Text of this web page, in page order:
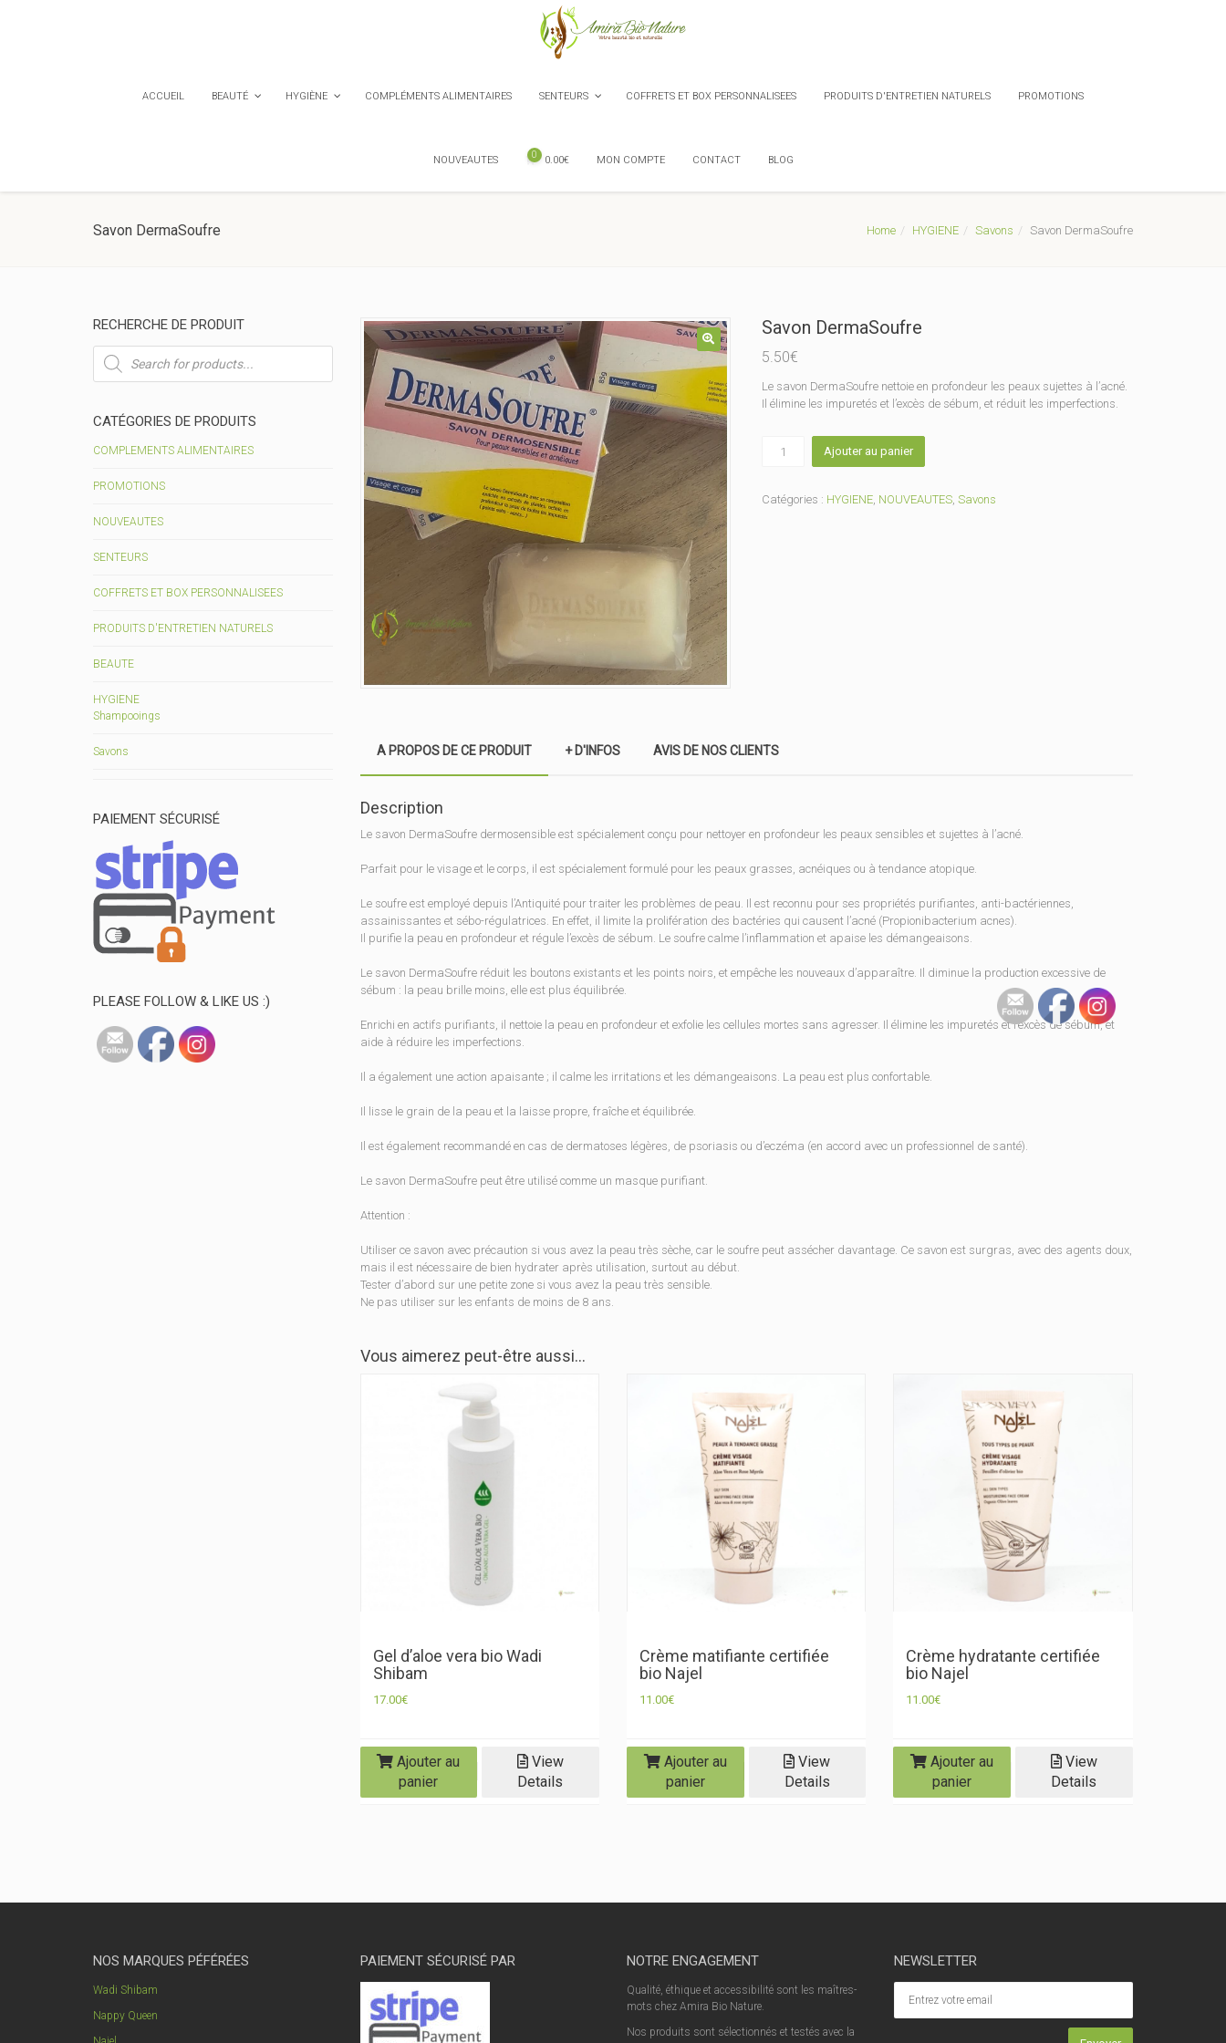
ACCUEIL BEAUTÉ HYGIÈNE COMPLÉMENTS ALIMENTAIRES SENTEURS COFFRETS ET BOX PERSONNALISEES PRODUITS D'ENTRETIEN NATURELS PROMOTIONS
NOUVEAUTES 0 0.00€ MON COMPTE CONTACT BLOG
Savon DermaSoufre Home HYGIENE Savons Savon DermaSoufre
RECHERCHE DE PRODUIT
Recherche
de
produits
CATÉGORIES DE PRODUITS
COMPLEMENTS ALIMENTAIRES
PROMOTIONS
NOUVEAUTES
SENTEURS
COFFRETS ET BOX PERSONNALISEES
PRODUITS D'ENTRETIEN NATURELS
BEAUTE
HYGIENE
Shampooings
Savons
PAIEMENT SÉCURISÉ
PLEASE FOLLOW & LIKE US :)
Savon DermaSoufre
5.50€
Le savon DermaSoufre nettoie en profondeur les peaux sujettes à l’acné.
Il élimine les impuretés et l’excès de sébum, et réduit les imperfections.
DermaSoufre
Ajouter au panier
Catégories : HYGIENE, NOUVEAUTES,Savons
A PROPOS DE CE PRODUIT + D'INFOS AVIS DE NOS CLIENTS
Description
Le savon DermaSoufre dermosensible est spécialement conçu pour nettoyer en profondeur les peaux sensibles et sujettes à l’acné.
Parfait pour le visage et le corps, il est spécialement formulé pour les peaux grasses, acnéiques ou à tendance atopique.
Le soufre est employé depuis l’Antiquité pour traiter les problèmes de peau. Il est reconnu pour ses propriétés purifiantes, anti-bactériennes,
assainissantes et sébo-régulatrices. En effet, il limite la prolifération des bactéries qui causent l’acné (Propionibacterium acnes).
Il purifie la peau en profondeur et régule l’excès de sébum. Le soufre calme l’inflammation et apaise les démangeaisons.
Le savon DermaSoufre réduit les boutons existants et les points noirs, et empêche les nouveaux d’apparaître. Il diminue la production excessive de
sébum : la peau brille moins, elle est plus équilibrée.
Enrichi en actifs purifiants, il nettoie la peau en profondeur et exfolie les cellules mortes sans agresser. Il élimine les impuretés et l’excès de sébum, et
aide à réduire les imperfections.
Il a également une action apaisante ; il calme les irritations et les démangeaisons. La peau est plus confortable.
Il lisse le grain de la peau et la laisse propre, fraîche et équilibrée.
Il est également recommandé en cas de dermatoses légères, de psoriasis ou d’eczéma (en accord avec un professionnel de santé).
Le savon DermaSoufre peut être utilisé comme un masque purifiant.
Attention :
Utiliser ce savon avec précaution si vous avez la peau très sèche, car le soufre peut assécher davantage. Ce savon est surgras, avec des agents doux,
mais il est nécessaire de bien hydrater après utilisation, surtout au début.
Tester d’abord sur une petite zone si vous avez la peau très sensible.
Ne pas utiliser sur les enfants de moins de 8 ans.
Vous aimerez peut-être aussi…
Gel d’aloe vera bio Wadi
Shibam
17.00€
Ajouter au
panier
View
Details
Crème matifiante certifiée
bio Najel
11.00€
Ajouter au
panier
View
Details
Crème hydratante certifiée
bio Najel
11.00€
Ajouter au
panier
View
Details
NOS MARQUES PÉFÉRÉES
Wadi Shibam
Nappy Queen
PAIEMENT SÉCURISÉ PAR NOTRE ENGAGEMENT
Qualité, éthique et accessibilité sont les maîtres-
mots chez Amira Bio Nature.
Nos produits sont sélectionnés et testés avec la
NEWSLETTER